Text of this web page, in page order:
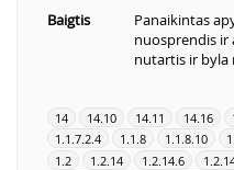
Baigtis
Panaikintas
nuosprendis ir
nutartis ir byla
14 14.10 14.11 14.16
1.1.7.2.4
1.1.8 1.1.8.10
1.2
1.2.14 1.2.14.6